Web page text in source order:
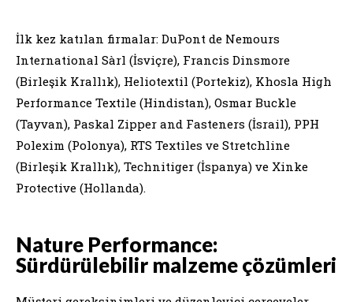
İlk kez katılan firmalar: DuPont de Nemours
International Sàrl (İsviçre), Francis Dinsmore
(Birleşik Krallık), Heliotextil (Portekiz), Khosla High
Performance Textile (Hindistan), Osmar Buckle
(Tayvan), Paskal Zipper and Fasteners (İsrail), PPH
Polexim (Polonya), RTS Textiles ve Stretchline
(Birleşik Krallık), Technitiger (İspanya) ve Xinke
Protective (Hollanda).
Nature Performance:
Sürdürülebilir malzeme çözümleri